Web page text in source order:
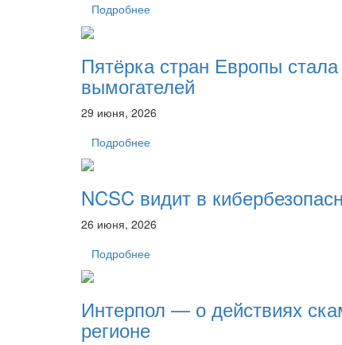
Подробнее
Пятёрка стран Европы
вымогателей
29 июня, 2026
Подробнее
NCSC видит в
26 июня, 2026
Подробнее
Интерпол — о действиях
регионе